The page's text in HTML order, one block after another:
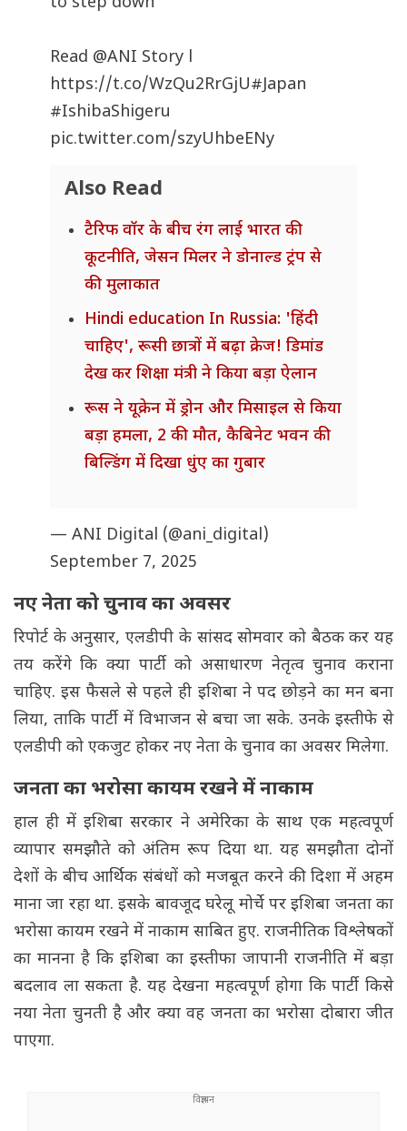
Read @ANI Story l
https://t.co/WzQu2RrGjU#Japan
#IshibaShigeru
pic.twitter.com/szyUhbeENy
Also Read
टैरिफ वॉर के बीच रंग लाई भारत की
कूटनीति, जेसन मिलर ने डोनाल्ड ट्रंप से
की मुलाकात
Hindi education In Russia: 'हिंदी
चाहिए', रूसी छात्रों में बढ़ा क्रेज! डिमांड
देख कर शिक्षा मंत्री ने किया बड़ा ऐलान
रूस ने यूक्रेन में ड्रोन और मिसाइल से किया
बड़ा हमला, 2 की मौत, कैबिनेट भवन की
बिल्डिंग में दिखा धुंए का गुबार
— ANI Digital (@ani_digital)
September 7, 2025
नए नेता को चुनाव का अवसर
रिपोर्ट के अनुसार, एलडीपी के सांसद सोमवार को बैठक कर यह
तय करेंगे कि क्या पार्टी को असाधारण नेतृत्व चुनाव कराना
चाहिए. इस फैसले से पहले ही इशिबा ने पद छोड़ने का मन बना
लिया, ताकि पार्टी में विभाजन से बचा जा सके. उनके इस्तीफे से
एलडीपी को एकजुट होकर नए नेता के चुनाव का अवसर मिलेगा.
जनता का भरोसा कायम रखने में नाकाम
हाल ही में इशिबा सरकार ने अमेरिका के साथ एक महत्वपूर्ण
व्यापार समझौते को अंतिम रूप दिया था. यह समझौता दोनों
देशों के बीच आर्थिक संबंधों को मजबूत करने की दिशा में अहम
माना जा रहा था. इसके बावजूद घरेलू मोर्चे पर इशिबा जनता का
भरोसा कायम रखने में नाकाम साबित हुए. राजनीतिक विश्लेषकों
का मानना है कि इशिबा का इस्तीफा जापानी राजनीति में बड़ा
बदलाव ला सकता है. यह देखना महत्वपूर्ण होगा कि पार्टी किसे
नया नेता चुनती है और क्या वह जनता का भरोसा दोबारा जीत
पाएगा.